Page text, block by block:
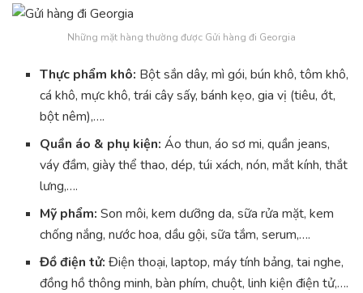
Những mặt hàng thường được Gửi hàng đi Georgia
Thực phẩm khô: Bột sắn dây, mì gói, bún khô, tôm khô,
cá khô, mực khô, trái cây sấy, bánh kẹo, gia vị (tiêu, ớt,
bột nêm),….
Quần áo & phụ kiện:Áo thun, áo sơ mi, quần jeans,
váy đầm, giày thể thao, dép, túi xách, nón, mắt kính, thắt
lưng,….
Mỹ phẩm:Son môi, kem dưỡng da, sữa rửa mặt, kem
chống nắng, nước hoa, dầu gội, sữa tắm, serum,….
Đồ điện tử:Điện thoại, laptop, máy tính bảng, tai nghe,
đồng hồ thông minh, bàn phím, chuột, linh kiện điện tử,….